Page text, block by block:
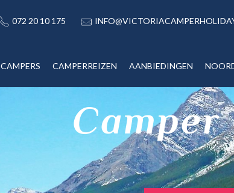
072 20 10 175
CAMPERS CAMPERREIZEN AANBIEDINGEN
Camper